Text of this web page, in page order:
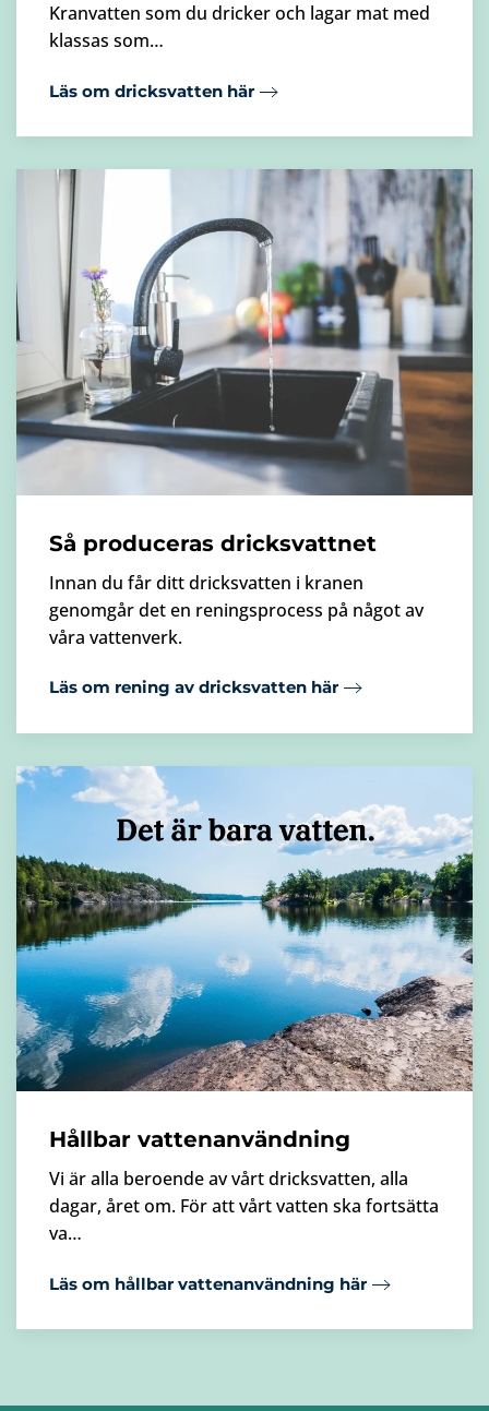
Kranvatten som du dricker och lagar mat med
klassas som…
Läs om dricksvatten här
Så produceras dricksvattnet
Innan du får ditt dricksvatten i kranen
genomgår det en reningsprocess på något av
våra vattenverk.
Läs om rening av dricksvatten här
Hållbar vattenanvändning
Vi är alla beroende av vårt dricksvatten, alla
dagar, året om. För att vårt vatten ska fortsätta
va…
Läs om hållbar vattenanvändning här